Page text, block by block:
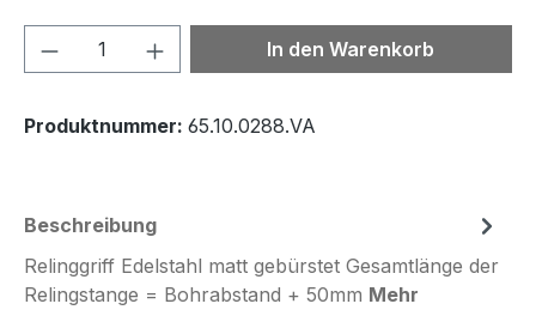
Produkt Anzahl: Gib denIn den Warenkorb
Produktnummer: 65.10.0288.VA
Beschreibung
Relinggriff Edelstahl matt gebürstet Gesamtlänge der
Relingstange = Bohrabstand + 50mm Mehr